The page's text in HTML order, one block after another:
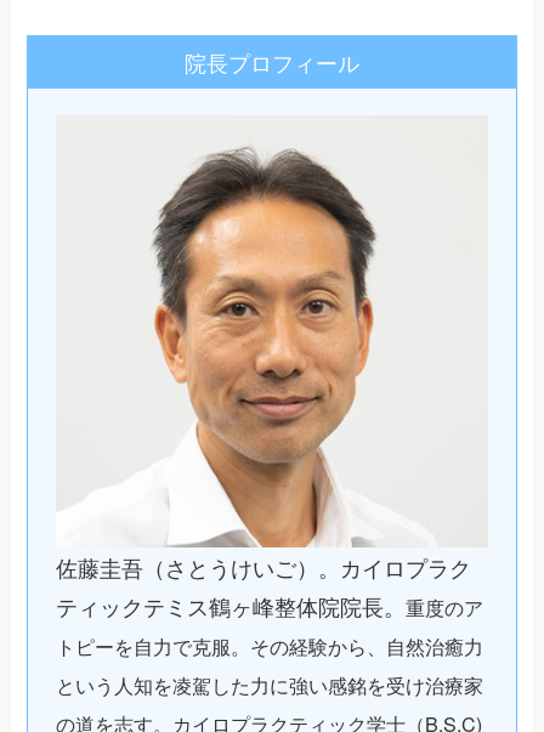
院長プロフィール
佐藤圭吾（さとうけいご）。カイロプラク
ティックテミス鶴ヶ峰整体院院長。 重度のア
トピーを自力で克服。その経験から、自然治癒力
という人知を凌駕した力に強い感銘を受け治療家
の道を志す。カイロプラクティック学士（B.S.C)